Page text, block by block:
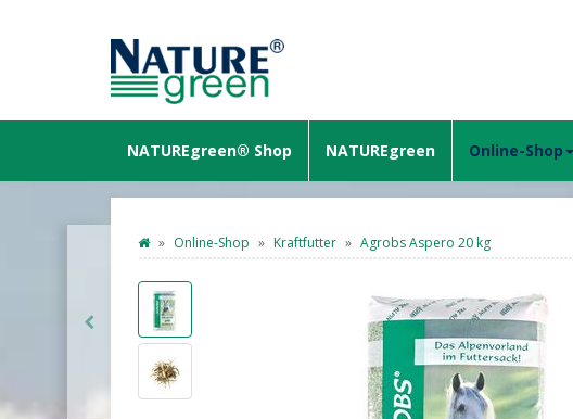
NATUREgreen® Shop NATUREgreen Online-Shop
Online-Shop Kraftfutter Agrobs Aspero 20 kg